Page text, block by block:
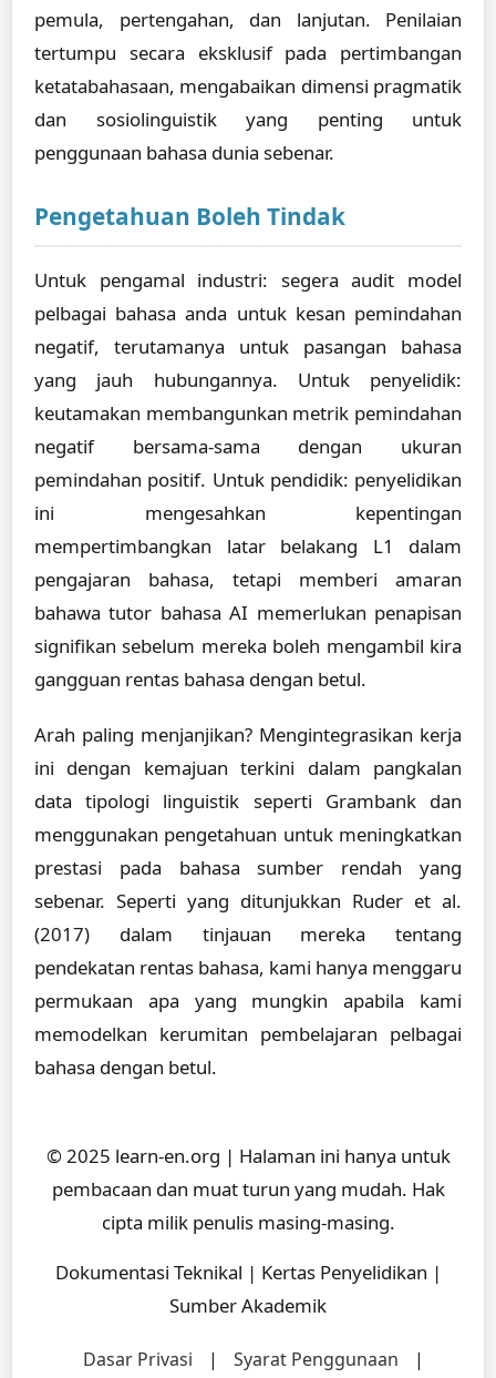
pemula, pertengahan, dan lanjutan. Penilaian
tertumpu secara eksklusif pada pertimbangan
ketatabahasaan, mengabaikan dimensi pragmatik
dan sosiolinguistik yang penting untuk
penggunaan bahasa dunia sebenar.
Pengetahuan Boleh Tindak
Untuk pengamal industri: segera audit model
pelbagai bahasa anda untuk kesan pemindahan
negatif, terutamanya untuk pasangan bahasa
yang jauh hubungannya. Untuk penyelidik:
keutamakan membangunkan metrik pemindahan
negatif bersama-sama dengan ukuran
pemindahan positif. Untuk pendidik: penyelidikan
ini mengesahkan kepentingan
mempertimbangkan latar belakang L1 dalam
pengajaran bahasa, tetapi memberi amaran
bahawa tutor bahasa AI memerlukan penapisan
signifikan sebelum mereka boleh mengambil kira
gangguan rentas bahasa dengan betul.
Arah paling menjanjikan? Mengintegrasikan kerja
ini dengan kemajuan terkini dalam pangkalan
data tipologi linguistik seperti Grambank dan
menggunakan pengetahuan untuk meningkatkan
prestasi pada bahasa sumber rendah yang
sebenar. Seperti yang ditunjukkan Ruder et al.
(2017) dalam tinjauan mereka tentang
pendekatan rentas bahasa, kami hanya menggaru
permukaan apa yang mungkin apabila kami
memodelkan kerumitan pembelajaran pelbagai
bahasa dengan betul.
© 2025 learn-en.org | Halaman ini hanya untuk
pembacaan dan muat turun yang mudah. Hak
cipta milik penulis masing-masing.
Dokumentasi Teknikal | Kertas Penyelidikan |
Sumber Akademik
Dasar Privasi | Syarat Penggunaan
|